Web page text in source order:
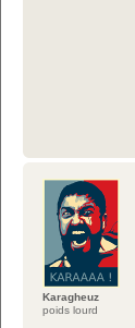
Karagheuz
poids lourd